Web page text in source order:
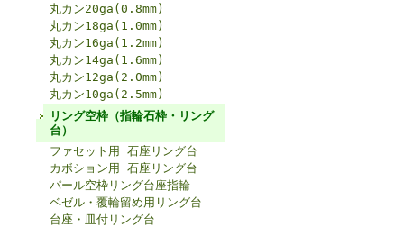
丸カン20ga(0.8mm)
丸カン18ga(1.0mm)
丸カン16ga(1.2mm)
丸カン14ga(1.6mm)
丸カン12ga(2.0mm)
丸カン10ga(2.5mm)
リング空枠（指輪石枠・リング
台）
ファセット用 石座リング台
カボション用 石座リング台
パール空枠リング台座指輪
ベゼル・覆輪留め用リング台
台座・皿付リング台